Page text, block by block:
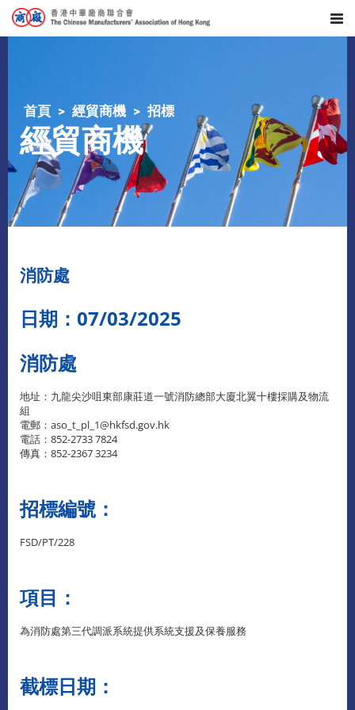
首頁 經貿商機 招標
經貿商機
消防處
日期：07/03/2025
消防處
地址：九龍尖沙咀東部康莊道一號消防總部大廈北翼十樓採購及物流
組
電郵：aso_t_pl_1@hkfsd.gov.hk
電話：852-2733 7824
傳真：852-2367 3234
招標編號：
FSD/PT/228
項目：
為消防處第三代調派系統提供系統支援及保養服務
截標日期：